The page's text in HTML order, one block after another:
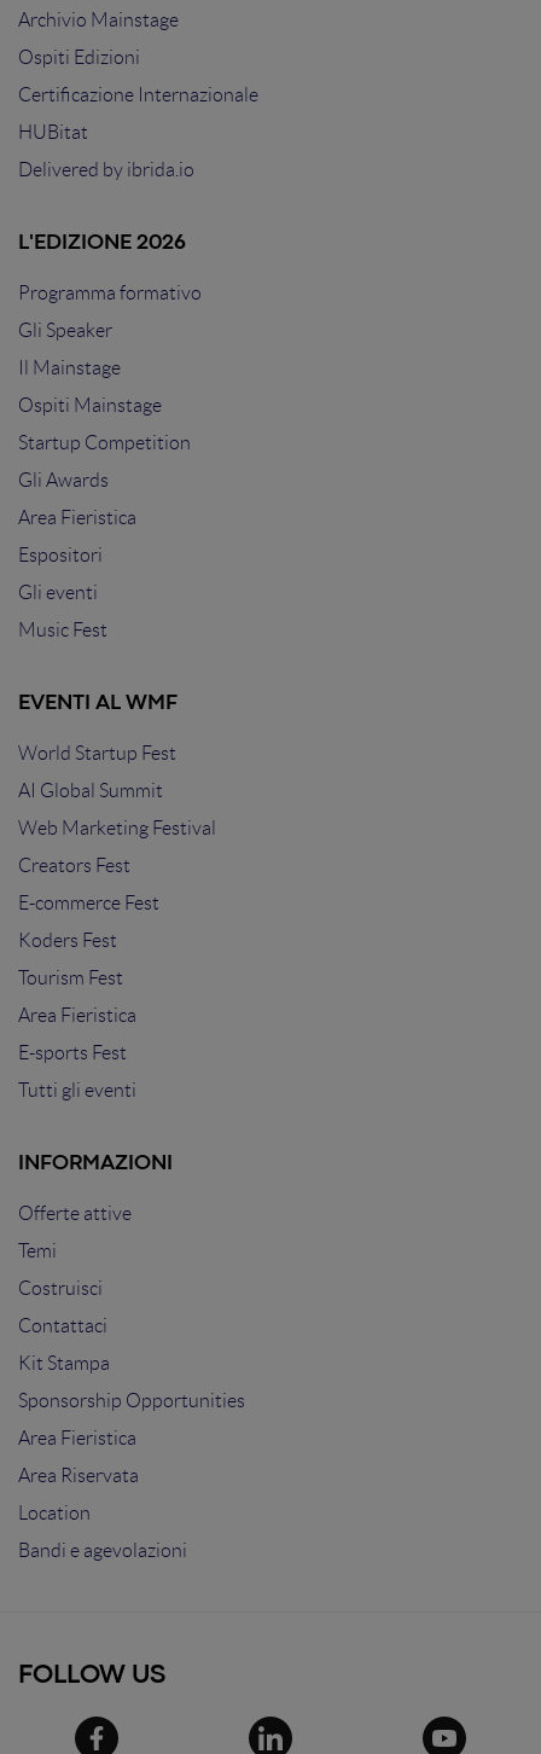
Archivio Mainstage
Ospiti Edizioni
Certificazione Internazionale
HUBitat
Delivered by ibrida.io
L'EDIZIONE 2026
Programma formativo
Gli Speaker
Il Mainstage
Ospiti Mainstage
Startup Competition
Gli Awards
Area Fieristica
Espositori
Gli eventi
Music Fest
EVENTI AL WMF
World Startup Fest
AI Global Summit
Web Marketing Festival
Creators Fest
E-commerce Fest
Koders Fest
Tourism Fest
Area Fieristica
E-sports Fest
Tutti gli eventi
INFORMAZIONI
Offerte attive
Temi
Costruisci
Contattaci
Kit Stampa
Sponsorship Opportunities
Area Fieristica
Area Riservata
Location
Bandi e agevolazioni
FOLLOW US